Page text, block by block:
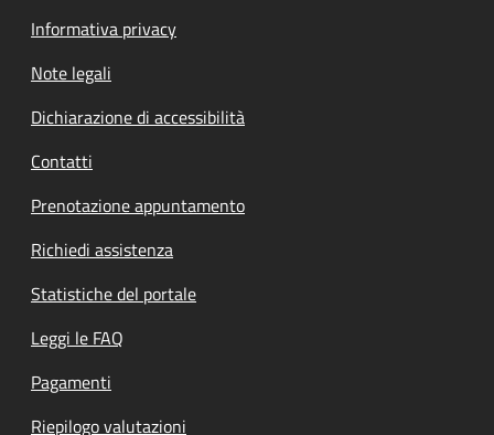
Informativa privacy
Note legali
Dichiarazione di accessibilità
Contatti
Prenotazione appuntamento
Richiedi assistenza
Statistiche del portale
Leggi le FAQ
Pagamenti
Riepilogo valutazioni